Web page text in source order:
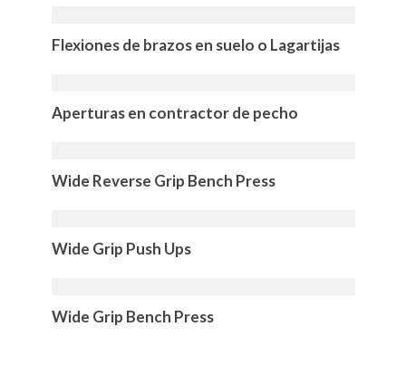
Flexiones de brazos en suelo o Lagartijas
Aperturas en contractor de pecho
Wide Reverse Grip Bench Press
Wide Grip Push Ups
Wide Grip Bench Press